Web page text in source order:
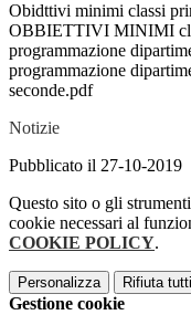
Obidttivi minimi classi
OBBIETTIVI MINIMI
programmazione
programmazione
seconde.pdf
Notizie
Pubblicato il 27-10-2019
Questo sito o gli
cookie necessari al
COOKIE POLICY.
Personalizza Rifiuta tutti
Gestione cookie